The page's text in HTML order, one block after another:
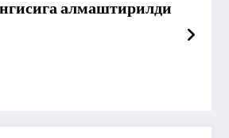
алмаштирилди